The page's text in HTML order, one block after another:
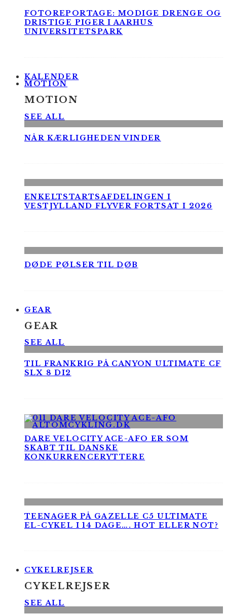
FOTOREPORTAGE: MODIGE DRENGE OG
DRISTIGE PIGER I AARHUS
UNIVERSITETSPARK
KALENDER
MOTION
MOTION
SEE ALL
NÅR KÆRLIGHEDEN VINDER
ENKELTSTARTSAFDELINGEN I
VESTJYLLAND FLYVER FORTSAT I 2026
DØDE PØLSER TIL DØB
GEAR
GEAR
SEE ALL
TIL FRANKRIG PÅ CANYON ULTIMATE CF
SLX 8 DI2
DARE VELOCITY ACE-AFO ER SOM
SKABT TIL DANSKE
KONKURRENCERYTTERE
TEENAGER PÅ GAZELLE C5 ULTIMATE
EL-CYKEL I 14 DAGE…. HOT ELLER NOT?
CYKELREJSER
CYKELREJSER
SEE ALL